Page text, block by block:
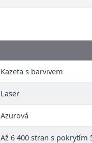
Kazeta s barvivem
Laser
Azurová
Až 6 400 stran s pokrytím